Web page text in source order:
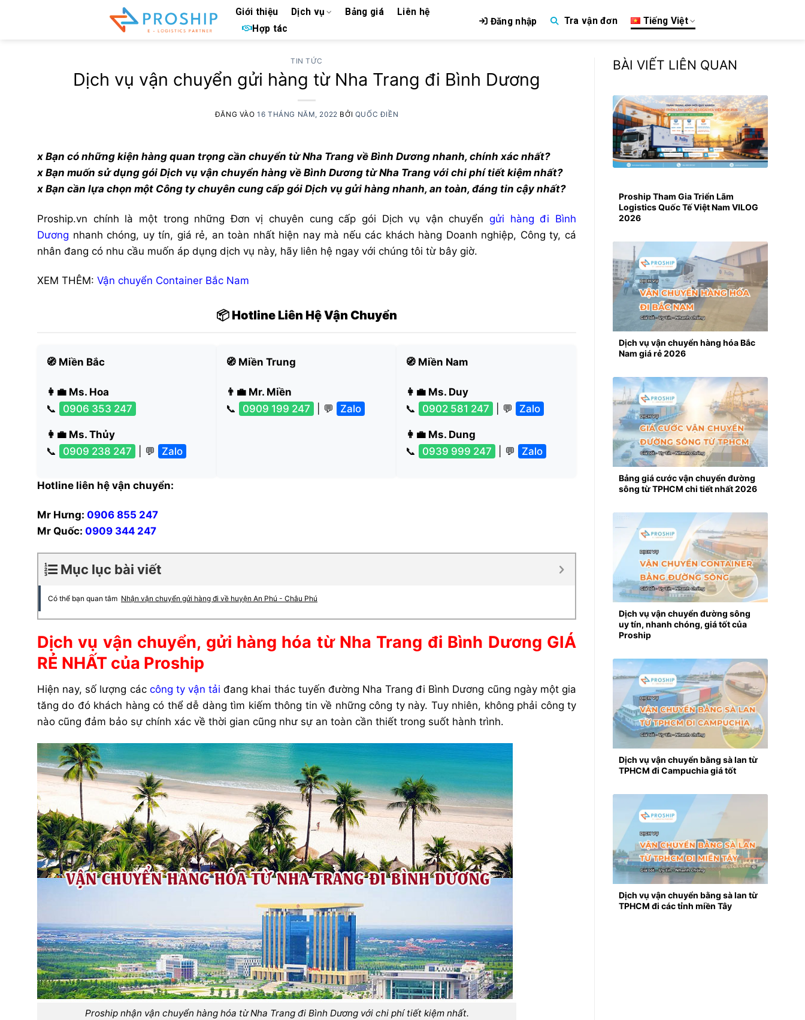
Giới thiệu Dịch vụ Bảng giá
Liên hệ
Hợp tác
Đăng nhập Tra vận đơn Tiếng Việt
TIN TỨC
Dịch vụ vận chuyển gửi hàng từ Nha Trang đi Bình Dương
ĐĂNG VÀO16 THÁNG NĂM, 2022 BỞI QUỐC ĐIỀN
x Bạn có những kiện hàng quan trọng cần chuyển từ Nha Trang về Bình Dương nhanh, chính xác nhất?
x Bạn muốn sử dụng gói Dịch vụ vận chuyển hàng về Bình Dương từ Nha Trang với chi phí tiết kiệm nhất?
x Bạn cần lựa chọn một Công ty chuyên cung cấp gói Dịch vụ gửi hàng nhanh, an toàn, đáng tin cậy nhất?
Proship.vn chính là một trong những Đơn vị chuyên cung cấp gói Dịch vụ vận chuyểngửi hàng đi Bình
Dương nhanh chóng, uy tín, giá rẻ, an toàn nhất hiện nay mà nếu các khách hàng Doanh nghiệp, Công ty, cá
nhân đang có nhu cầu muốn áp dụng dịch vụ này, hãy liên hệ ngay với chúng tôi từ bây giờ.
XEM THÊM: Vận chuyển Container Bắc Nam
📦 Hotline Liên Hệ Vận Chuyển
🧭 Miền Bắc
👩‍💼 Ms. Hoa
📞
0906 353 247
👩‍💼 Ms. Thủy
📞
0909 238 247 | 💬 Zalo
🧭 Miền Trung
👨‍💼 Mr. Miền
📞
0909 199 247 | 💬 Zalo
🧭 Miền Nam
👩‍💼 Ms. Duy
📞
0902 581 247 | 💬 Zalo
👩‍💼 Ms. Dung
📞
0939 999 247 | 💬 Zalo
Hotline liên hệ vận chuyển:
Mr Hưng: 0906 855 247
Mr Quốc: 0909 344 247
Mục lục bài viết
Có thể bạn quan tâm Nhận vận chuyển gửi hàng đi về huyện An Phú - Châu Phú
Dịch vụ vận chuyển, gửi hàng hóa từ Nha Trang đi Bình Dương GIÁ
RẺ NHẤT của Proship
Hiện nay, số lượng các công ty vận tải đang khai thác tuyến đường Nha Trang đi Bình Dương cũng ngày một gia
tăng do đó khách hàng có thể dễ dàng tìm kiếm thông tin về những công ty này. Tuy nhiên, không phải công ty
nào cũng đảm bảo sự chính xác về thời gian cũng như sự an toàn cần thiết trong suốt hành trình.
Proship nhận vận chuyển hàng hóa từ Nha Trang đi Bình Dương với chi phí tiết kiệm nhất.
BÀI VIẾT LIÊN QUAN
Proship Tham Gia Triển Lãm
Logistics Quốc Tế Việt Nam VILOG
2026
Dịch vụ vận chuyển hàng hóa Bắc
Nam giá rẻ 2026
Bảng giá cước vận chuyển đường
sông từ TPHCM chi tiết nhất 2026
Dịch vụ vận chuyển đường sông
uy tín, nhanh chóng, giá tốt của
Proship
Dịch vụ vận chuyển bằng sà lan từ
TPHCM đi Campuchia giá tốt
Dịch vụ vận chuyển bằng sà lan từ
TPHCM đi các tỉnh miền Tây